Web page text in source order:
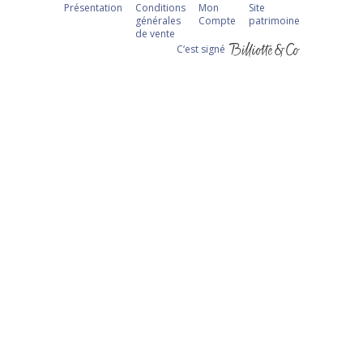
Présentation
Conditions
générales
de vente
Mon
Compte
Site
patrimoine
C‘est signé